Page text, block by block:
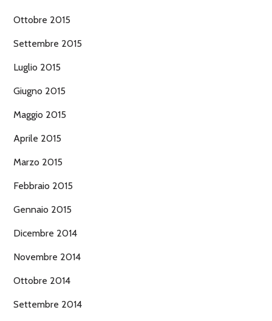
Ottobre 2015
Settembre 2015
Luglio 2015
Giugno 2015
Maggio 2015
Aprile 2015
Marzo 2015
Febbraio 2015
Gennaio 2015
Dicembre 2014
Novembre 2014
Ottobre 2014
Settembre 2014